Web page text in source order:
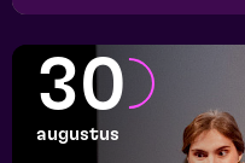
30
augustus